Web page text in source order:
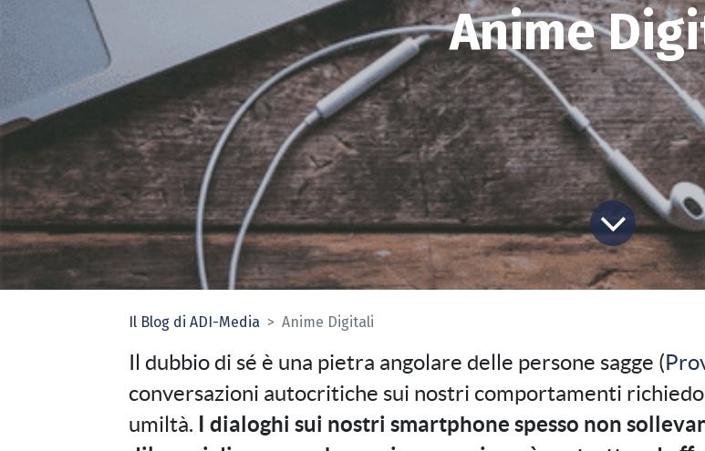
Anime
Il Blog di ADI-Media Anime Digitali
Il dubbio di sé è una pietra angolare delle persone sagge (
conversazioni autocritiche sui nostri comportamenti
umiltà. I dialoghi sui nostri smartphone spesso non